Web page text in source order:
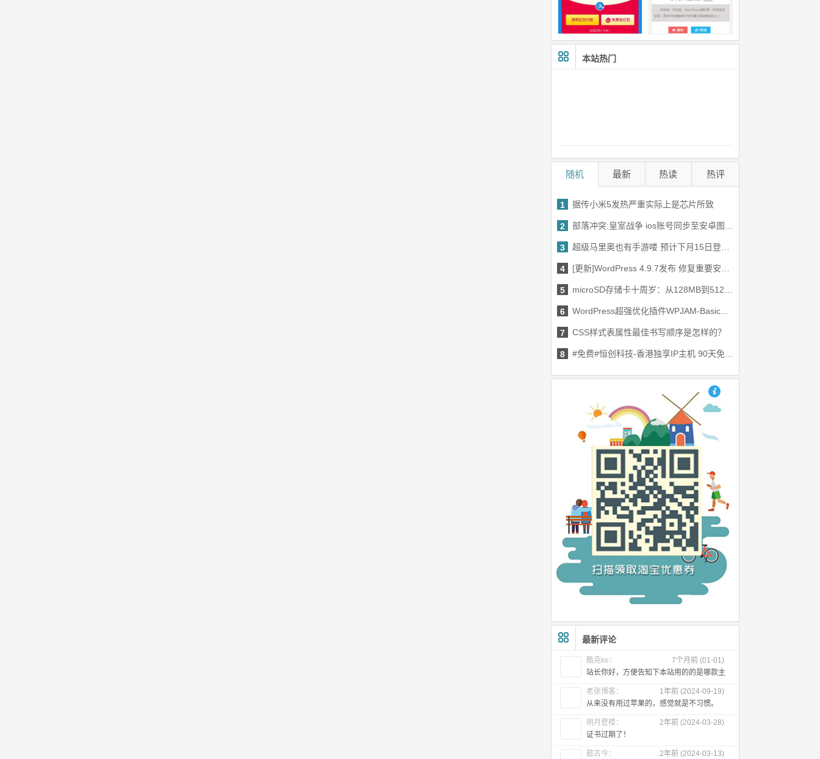
本站热门
随机 最新 热读 热评
1 据传小米5发热严重实际上是芯片所致
2 部落冲突:皇室战争 ios账号同步至安卓图文教程
3 超级马里奥也有手游喽 预计下月15日登陆iOS平台
4 [更新]WordPress 4.9.7发布 修复重要安全漏洞
5 microSD存储卡十周岁：从128MB到512GB
6 WordPress超强优化插件WPJAM-Basic免费下载 原价299
7 CSS样式表属性最佳书写顺序是怎样的？
8 #免费#恒创科技-香港独享IP主机 90天免费体验
也想出现在这里？联系我们吧
最新评论
酷克ke：
7个月前 (01-01)
站长你好，方便告知下本站用的的是哪款主
老张博客：
1年前 (2024-09-19)
从来没有用过苹果的，感觉就是不习惯。
明月登楼：
2年前 (2024-03-28)
证书过期了！
懿古今：
2年前 (2024-03-13)